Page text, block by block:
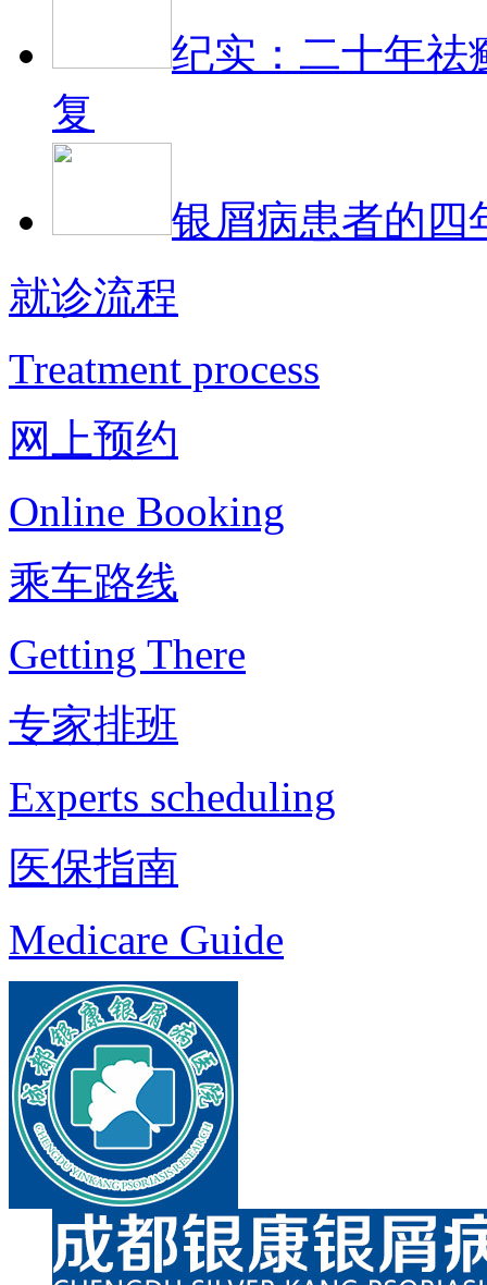
纪实：二十年祛
复
银屑病患者的四
就诊流程
Treatment process
网上预约
Online Booking
乘车路线
Getting There
专家排班
Experts scheduling
医保指南
Medicare Guide